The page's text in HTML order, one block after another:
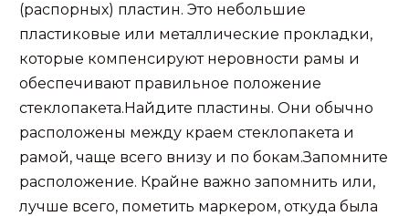
(распорных) пластин. Это небольшие
пластиковые или металлические прокладки,
которые компенсируют неровности рамы и
обеспечивают правильное положение
стеклопакета.Найдите пластины. Они обычно
расположены между краем стеклопакета и
рамой, чаще всего внизу и по бокам.Запомните
расположение. Крайне важно запомнить или,
лучше всего, пометить маркером, откуда была